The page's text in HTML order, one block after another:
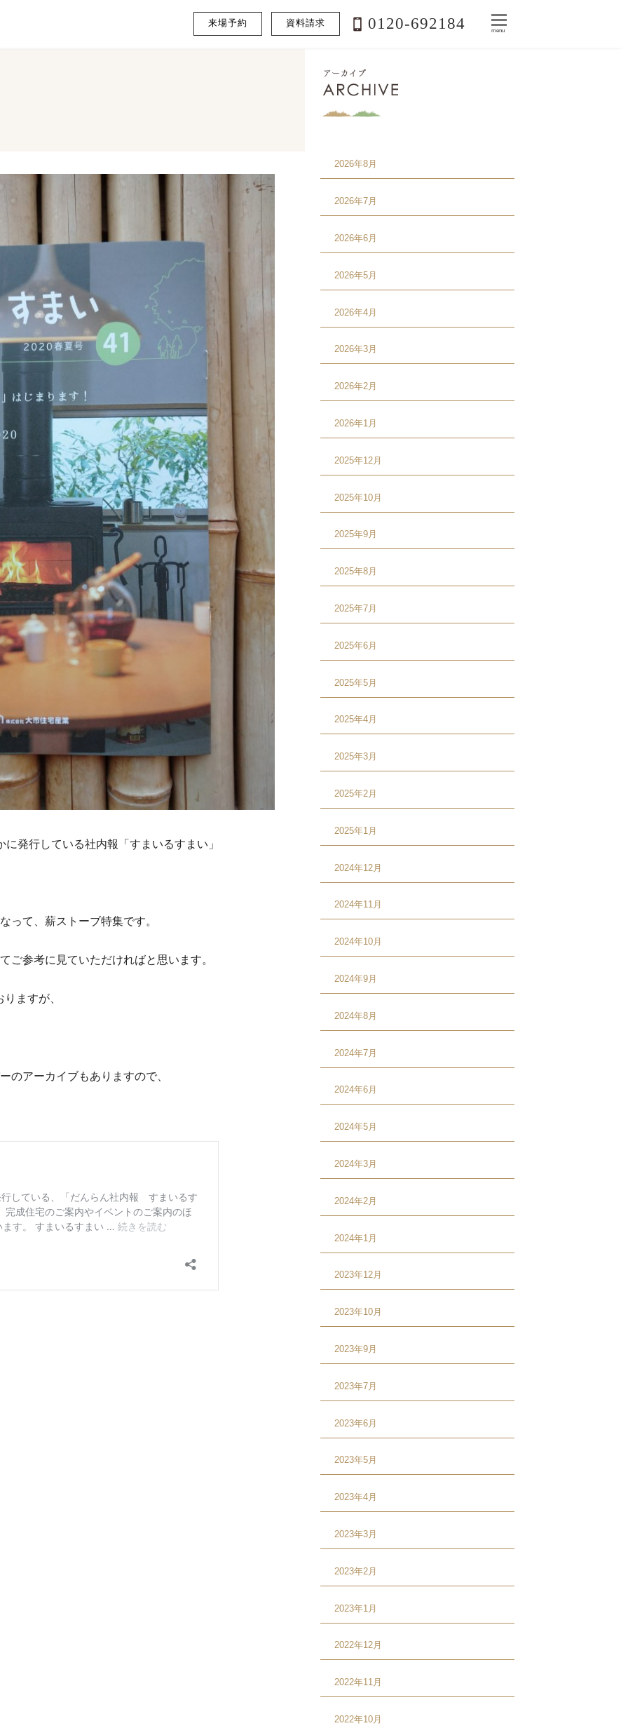
来場予約 資料請求 0120-692184 menu
発行している社内報「すまいるすまい」
って、薪ストーブ特集です。
ご参考に見ていただければと思います。
ますが、
のアーカイブもありますので、
2026年8月
2026年7月
2026年6月
2026年5月
2026年4月
2026年3月
2026年2月
2026年1月
2025年12月
2025年10月
2025年9月
2025年8月
2025年7月
2025年6月
2025年5月
2025年4月
2025年3月
2025年2月
2025年1月
2024年12月
2024年11月
2024年10月
2024年9月
2024年8月
2024年7月
2024年6月
2024年5月
2024年3月
2024年2月
2024年1月
2023年12月
2023年10月
2023年9月
2023年7月
2023年6月
2023年5月
2023年4月
2023年3月
2023年2月
2023年1月
2022年12月
2022年11月
2022年10月